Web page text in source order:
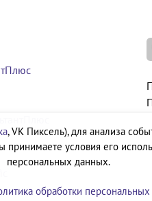
, VK Пиксель), для анализа
условия его
персональных данных.
обработки